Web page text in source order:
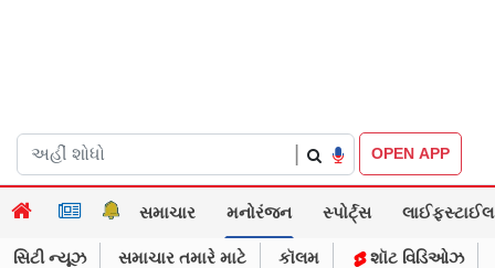
OPEN APP
સમાચાર મનોરંજન સ્પોર્ટ્સ લાઈફસ્ટાઈલ
સિટી ન્યૂઝ સમાચાર તમારે માટે કૉલમ શૉટ વિડિઓઝ